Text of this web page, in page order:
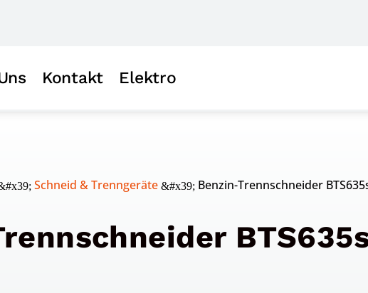
Kontakt Elektro
Schneid & Trenngeräte &#x39; Benzin-Trennschneider